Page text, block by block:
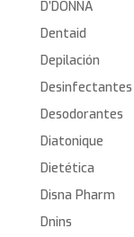
D’DONNA
Dentaid
Depilación
Desinfectantes
Desodorantes
Diatonique
Dietética
Disna Pharm
Dnins